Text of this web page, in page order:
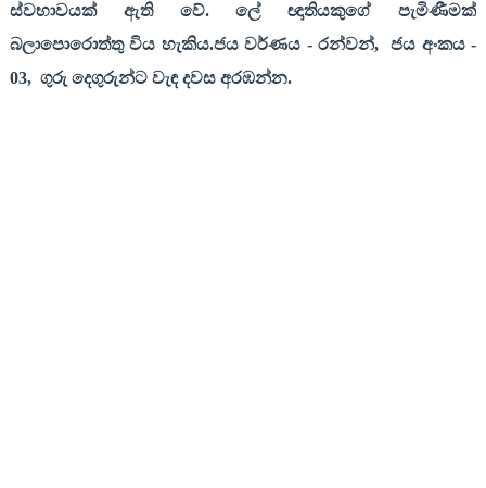
ස්වභාවයක් ඇති වේ. ලේ ඥාතියකුගේ පැමිණීමක්
බලාපොරොත්තු විය හැකිය.ජය වර්ණය -රන්වන්, ජය අංකය-
03, ගුරු දෙගුරුන්ට වැඳ දවස අරඹන්න.